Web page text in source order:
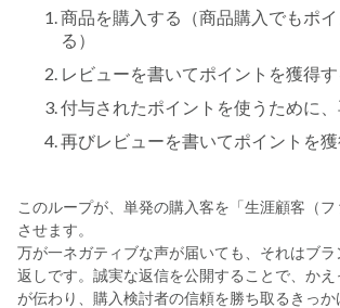
商品を購入する（商品購入でもポ
る）
レビューを書いてポイントを獲得す
付与されたポイントを使うために
再びレビューを書いてポイントを
このループが、単発の購入客を「生涯顧客（
させます。
万が一ネガティブな声が届いても、それはブ
返しです。誠実な返信を公開することで、か
が伝わり、購入検討者の信頼を勝ち取るきっか